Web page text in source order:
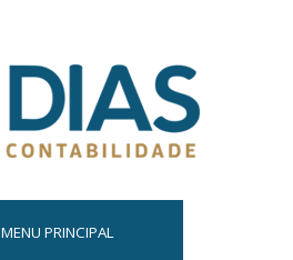
MENU PRINCIPAL